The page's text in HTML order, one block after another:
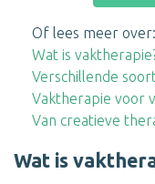
Of lees meer over:
Wat is
Verschillende
Vaktherapie voor
Van creatieve
Wat is